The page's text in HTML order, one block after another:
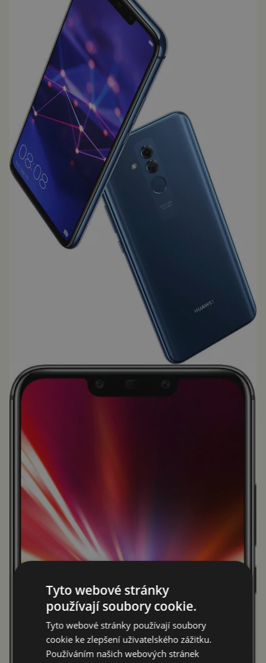
Tyto webové stránky
používají soubory cookie.
Tyto webové stránky používají soubory
cookie ke zlepšení uživatelského zážitku.
Používáním našich webových stránek